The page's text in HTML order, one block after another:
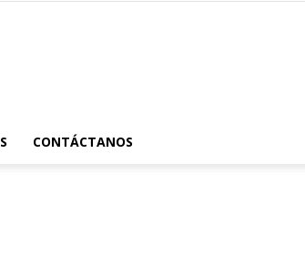
CONTÁCTANOS